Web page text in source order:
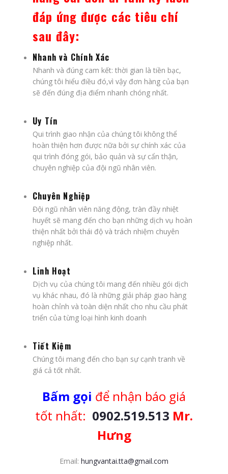
đáp ứng được các tiêu chí
sau đây:
Nhanh và Chính Xác
Nhanh và đúng cam kết: thời gian là tiền bạc,
chúng tôi hiểu điều đó,vì vậy đơn hàng của bạn
sẽ đến đúng địa điểm nhanh chóng nhất.
Uy Tín
Qui trình giao nhận của chúng tôi không thể
hoàn thiện hơn được nữa bởi sự chính xác của
qui trình đóng gói, bảo quản và sự cẩn thận,
chuyên nghiệp của đội ngũ nhân viên.
Chuyên Nghiệp
Đội ngũ nhân viên năng động, tràn đầy nhiệt
huyết sẽ mang đến cho bạn những dịch vụ hoàn
thiện nhất bởi thái độ và trách nhiệm chuyên
nghiệp nhất.
Linh Hoạt
Dịch vụ của chúng tôi mang đến nhiều gói dịch
vụ khác nhau, đó là những giải pháp giao hàng
hoàn chỉnh và toàn diện nhất cho nhu cầu phát
triển của từng loại hình kinh doanh
Tiết Kiệm
Chúng tôi mang đến cho bạn sự cạnh tranh về
giá cả tốt nhất.
Bấm gọi để nhận báo giá
tốt nhất: 0902.519.513 Mr.
Hưng
Email: hungvantai.tta@gmail.com